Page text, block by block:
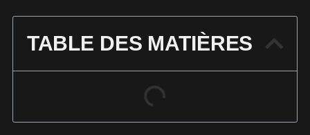
TABLE DES MATIÈRES